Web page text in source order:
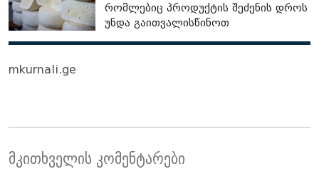
რომლებიც პროდუქტის შეძენის დროს
უნდა გაითვალისწინოთ
mkurnali.ge
მკითხველის კომენტარები